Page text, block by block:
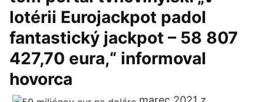
lotérii Eurojackpot padol
fantastický jackpot – 58 807
427,70 eura,“ informoval
hovorca